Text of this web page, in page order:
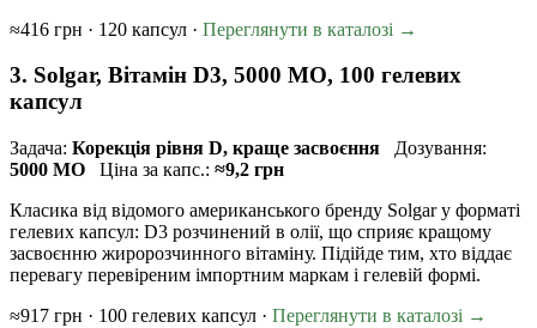
≈416 грн · 120 капсул · Переглянути в каталозі →
3. Solgar, Вітамін D3, 5000 МО, 100 гелевих
капсул
Задача: Корекція рівня D, краще засвоєння Дозування:
5000 МО Ціна за капс.: ≈9,2 грн
Класика від відомого американського бренду Solgar у форматі
гелевих капсул: D3 розчинений в олії, що сприяє кращому
засвоєнню жиророзчинного вітаміну. Підійде тим, хто віддає
перевагу перевіреним імпортним маркам і гелевій формі.
≈917 грн · 100 гелевих капсул · Переглянути в каталозі →